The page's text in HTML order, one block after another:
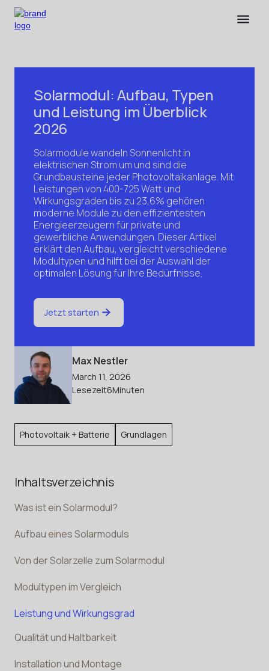
Max Nestler
March 11, 2026
Lesezeit6Minuten
Photovoltaik + Batterie Grundlagen
Solarmodul: Aufbau, Typen
und Leistung im Überblick
2026
Solarmodule wandeln Sonnenlicht in
elektrischen Strom um und sind die
Grundbausteine jeder Photovoltaikanlage. Mit
Leistungen von 400-725 Watt und
Wirkungsgraden bis zu 23,6% gehören
moderne Module zu den effizientesten
Energieerzeugern für private und
gewerbliche Anwendungen. Dieser Artikel
erklärt den Aufbau, vergleicht verschiedene
Modultypen und hilft bei der Auswahl der
optimalen Lösung für Ihre Bedürfnisse.
Jetzt starten
Inhaltsverzeichnis
Was ist ein Solarmodul?
Aufbau eines Solarmoduls
Von der Solarzelle zum Solarmodul
Modultypen im Vergleich
Leistung und Wirkungsgrad
Qualität und Haltbarkeit
Installation und Montage